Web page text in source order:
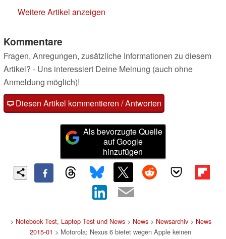
Weitere Artikel anzeigen
Kommentare
Fragen, Anregungen, zusätzliche Informationen zu diesem
Artikel? - Uns interessiert Deine Meinung (auch ohne
Anmeldung möglich)!
Diesen Artikel kommentieren / Antworten
Als bevorzugte Quelle
auf Google
hinzufügen
> Notebook Test, Laptop Test und News> News> Newsarchiv> News
2015-01 > Motorola: Nexus 6 bietet wegen Apple keinen